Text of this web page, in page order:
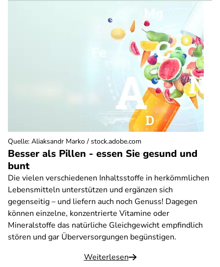
Besser als Pillen - essen Sie gesund und
bunt
Die vielen verschiedenen Inhaltsstoffe in herkömmlichen
Lebensmitteln unterstützen und ergänzen sich
gegenseitig – und liefern auch noch Genuss! Dagegen
können einzelne, konzentrierte Vitamine oder
Mineralstoffe das natürliche Gleichgewicht empfindlich
stören und gar Überversorgungen begünstigen.
Weiterlesen
Quelle: Aliaksandr Marko / stock.adobe.com